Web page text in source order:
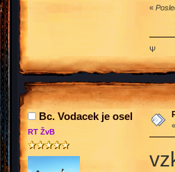
«
Ψ
Bc. Vodacek je osel
RT ŽvB
«